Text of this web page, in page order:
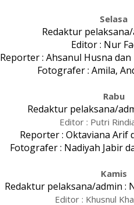
Selasa
Redaktur
Editor : Nur
Reporter : Ahsanul Husna
Fotografer : Amila,
Rabu
Redaktur pelaksana/
Editor : Putri
Reporter : Oktaviana Arif
Fotografer : Nadiyah Jabir
Kamis
Redaktur pelaksana/admin :
Editor : Khusnul